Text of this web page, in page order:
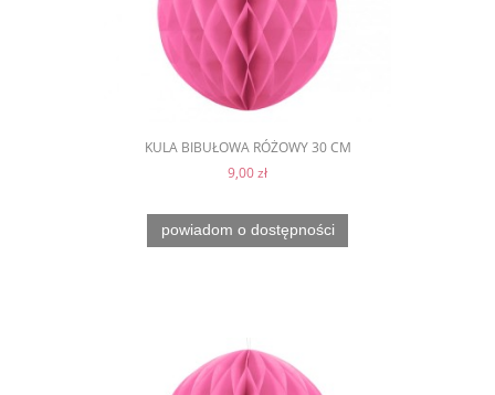
KULA BIBUŁOWA RÓŻOWY 30 CM
9,00 zł
powiadom o dostępności